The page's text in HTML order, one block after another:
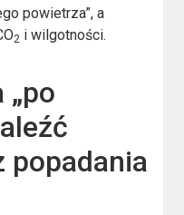
powietrza”, a
2 i wilgotności.
„po
popadania